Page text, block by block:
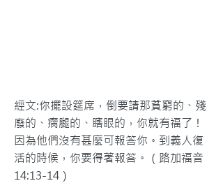
經文:你擺設筵席，倒要請那貧窮的、殘
廢的、瘸腿的、瞎眼的，你就有福了！
因為他們沒有甚麼可報答你。到義人復
活的時候，你要得著報答。（路加福音
14:13-14）